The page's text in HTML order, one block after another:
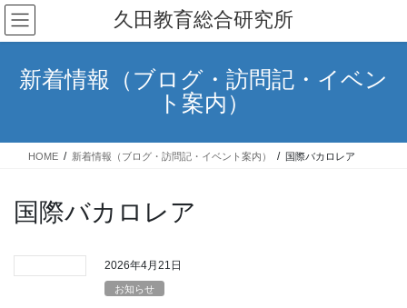
コ
ン
テ
キ
ナ
ビ
ゲ
に
久田教育総合研究所
新着情報（ブログ・訪問記・イベン
ト案内）
HOME 新着情報（ブログ・訪問記・イベント案内） 国際バカロレア
国際バカロレア
2026年4月21日
お知らせ